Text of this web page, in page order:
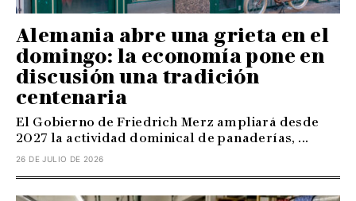
Alemania abre una grieta en el
domingo: la economía pone en
discusión una tradición
centenaria
El Gobierno de Friedrich Merz ampliará desde
2027 la actividad dominical de panaderías, ...
26 DE JULIO DE 2026